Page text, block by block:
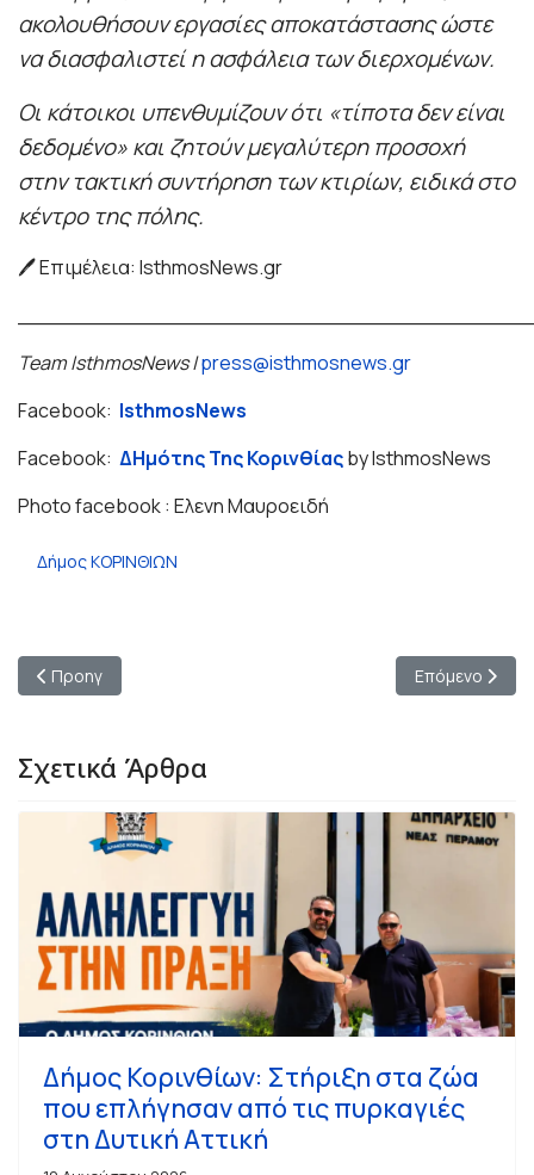
ακολουθήσουν εργασίες αποκατάστασης ώστε
να διασφαλιστεί η ασφάλεια των διερχομένων.
Οι κάτοικοι υπενθυμίζουν ότι «τίποτα δεν είναι
δεδομένο» και ζητούν μεγαλύτερη προσοχή
στην τακτική συντήρηση των κτιρίων, ειδικά στο
κέντρο της πόλης.
🖊 Επιμέλεια: IsthmosNews.gr
Team IsthmosNews |press@isthmosnews.gr
Facebook: IsthmosNews
Facebook: ΔΗμότης Της Κορινθίαςby IsthmosNews
Photo facebook : Ελενη Μαυροειδή
Δήμος ΚΟΡΙΝΘΙΩΝ
Προηγούμενο άρθρο: Δήμος Ξυλοκάστρου – Ευρωστίνης:
Προηγ Επόμενο
Επόμενο
Σχετικά Άρθρα
Δήμος Κορινθίων: Στήριξη στα ζώα
που επλήγησαν από τις πυρκαγιές
στη Δυτική Αττική